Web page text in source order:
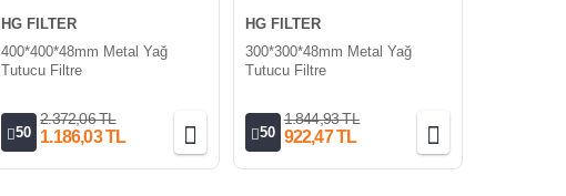
HG FILTER
400*400*48mm Metal Yağ
Tutucu Filtre
50
2.372,06 TL
1.186,03 TL
HG FILTER
300*300*48mm Metal Yağ
Tutucu Filtre
50
1.844,93 TL
922,47 TL